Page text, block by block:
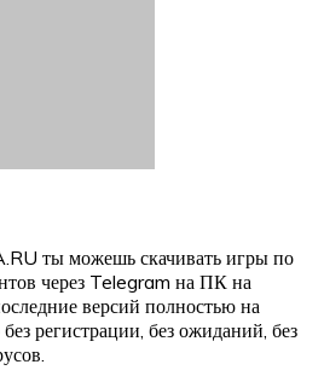
ты можешь скачивать игры по
через Telegram на ПК на
версий полностью на
регистрации, без ожиданий, без